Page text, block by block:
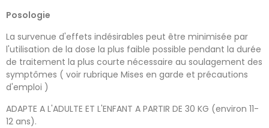
Posologie
La survenue d'effets indésirables peut être minimisée par
l'utilisation de la dose la plus faible possible pendant la durée
de traitement la plus courte nécessaire au soulagement des
symptômes ( voir rubrique Mises en garde et précautions
d'emploi )
ADAPTE A L'ADULTE ET L'ENFANT A PARTIR DE 30 KG (environ 11-
12 ans).